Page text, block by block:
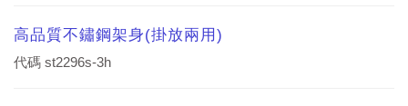
高品質不鏽鋼架身(掛放兩用)
代碼 st2296s-3h